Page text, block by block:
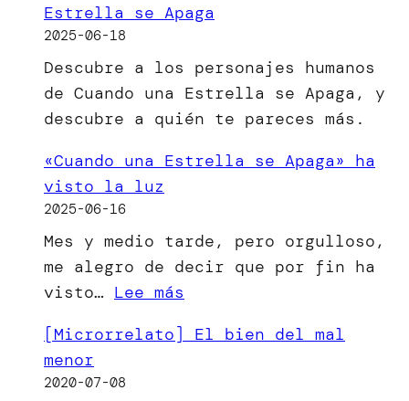
Estrella se Apaga
2025-06-18
Descubre a los personajes humanos
de Cuando una Estrella se Apaga, y
descubre a quién te pareces más.
«Cuando una Estrella se Apaga» ha
visto la luz
2025-06-16
Mes y medio tarde, pero orgulloso,
me alegro de decir que por fin ha
visto… Lee más
una
[Microrrelato] El bien del mal
menor
2020-07-08